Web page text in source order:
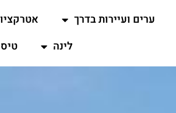
ערים ועיירות בדרך
לינה